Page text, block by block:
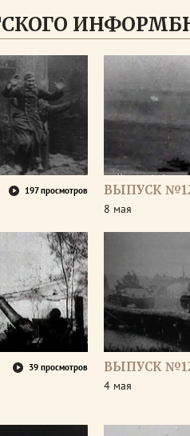
197 просмотров ВЫПУСК
8 мая
39 просмотров ВЫПУСК
4 мая